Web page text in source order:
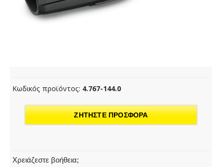
Κωδικός προϊόντος: 4.767-144.0
ΖΗΤΗΣΤΕ ΠΡΟΣΦΟΡΑ
Χρειάζεστε βοήθεια;